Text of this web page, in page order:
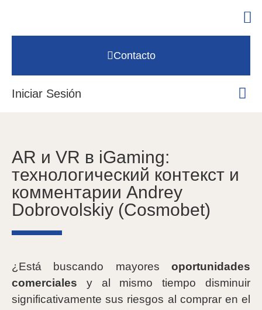
Contacto
Iniciar Sesión
AR и VR в iGaming:
технологический контекст и
комментарии Andrey
Dobrovolskiy (Cosmobet)
¿Está buscando mayores oportunidades
comerciales y al mismo tiempo disminuir
significativamente sus riesgos al comprar en el